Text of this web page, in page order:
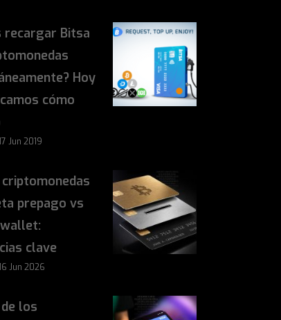
recargar Bitsa
Hoy
cómo
Jun 2019
prepago vs
clave
Jun 2026
los